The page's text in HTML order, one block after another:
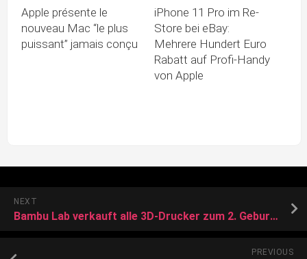
Apple présente le
nouveau Mac “le plus
puissant” jamais conçu
iPhone 11 Pro im Re-
Store bei eBay:
Mehrere Hundert Euro
Rabatt auf Profi-Handy
von Apple
NEXT
Bambu Lab verkauft alle 3D-Drucker zum 2. Geburtstag viel günstiger
PREVIOUS